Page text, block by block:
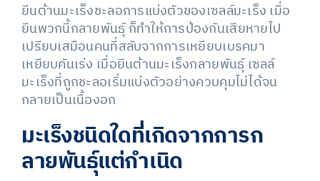
ยีนต้านมะเร็งชะลอการแบ่งตัวของเซลล์มะเร็ง เมื่อ
ยีนพวกนี้กลายพันธุ์ ก็ทำให้การป้องกันเสียหายไป
เปรียบเสมือนคนที่สลับจากการเหยียบเบรคมา
เหยียบคันเร่ง เมื่อยีนต้านมะเร็งกลายพันธุ์ เซลล์
มะเร็งที่ถูกชะลอเริ่มแบ่งตัวอย่างควบคุมไม่ได้จน
กลายเป็นเนื้องอก
มะเร็งชนิดใดที่เกิดจากการก
ลายพันธุ์แต่กำเนิด